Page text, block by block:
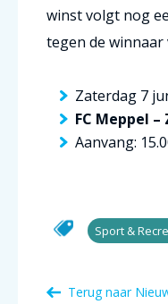
winst volgt nog
tegen de winnaar
Zaterdag 7
FC Meppel
Aanvang:
Sport &
Terug naar